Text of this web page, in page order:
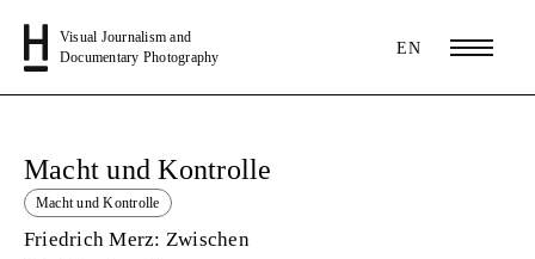
Visual Journalism and
Documentary Photography
EN
Macht und Kontrolle
Macht und Kontrolle
Friedrich Merz: Zwischen